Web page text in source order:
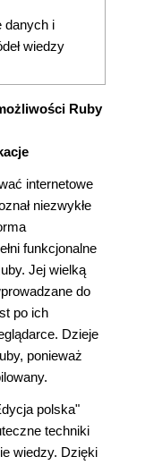
danych i
wiedzy
Ruby
internetowe
niezwykłe
funkcjonalne
Jej wielką
do
po ich
Dzieje
ponieważ
polska"
techniki
wiedzy. Dzięki